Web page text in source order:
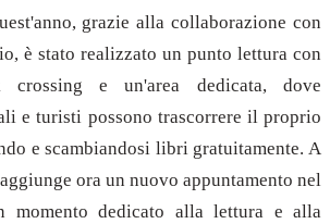
grazie alla collaborazione con
è stato realizzato un punto lettura con
e un'area dedicata, dove
e turisti possono trascorrere il proprio
e scambiandosi libri gratuitamente. A
ora un nuovo appuntamento nel
momento dedicato alla lettura e alla